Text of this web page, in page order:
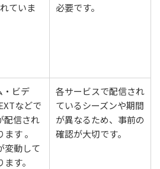
ていま
必要です。
・ビデ
などで
配信され
す 。
変動して
す。
各サービスで配信され
ているシーズンや期間
が異なるため、事前の
確認が大切です。